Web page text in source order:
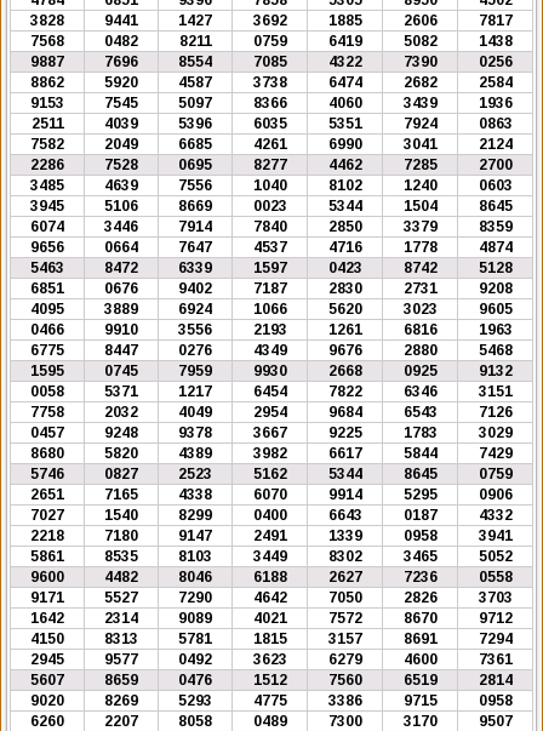
3828
9441 1427 3692 1885 2606
7817
7568
0482 8211 0759 6419 5082
1438
9887
7696 8554 7085 4322 7390
0256
8862
5920 4587 3738 6474 2682
2584
9153
7545 5097 8366 4060 3439
1936
2511
4039 5396 6035 5351 7924
0863
7582
2049 6685 4261 6990 3041
2124
2286
7528 0695 8277 4462 7285
2700
3485
4639 7556 1040 8102 1240
0603
3945
5106 8669 0023 5344 1504
8645
6074
3446 7914 7840 2850 3379
8359
9656
0664 7647 4537 4716 1778
4874
5463
8472 6339 1597 0423 8742
5128
6851
0676 9402 7187 2830 2731
9208
4095
3889 6924 1066 5620 3023
9605
0466
9910 3556 2193 1261 6816
1963
6775
8447 0276 4349 9676 2880
5468
1595
0745 7959 9930 2668 0925
9132
0058
5371 1217 6454 7822 6346
3151
7758
2032 4049 2954 9684 6543
7126
0457
9248 9378 3667 9225 1783
3029
8680
5820 4389 3982 6617 5844
7429
5746
0827 2523 5162 5344 8645
0759
2651
7165 4338 6070 9914 5295
0906
7027
1540 8299 0400 6643 0187
4332
2218
7180 9147 2491 1339 0958
3941
5861
8535 8103 3449 8302 3465
5052
9600
4482 8046 6188 2627 7236
0558
9171
5527 7290 4642 7050 2826
3703
1642
2314 9089 4021 7572 8670
9712
4150
8313 5781 1815 3157 8691
7294
2945
9577 0492 3623 6279 4600
7361
5607
8659 0476 1512 7560 6519
2814
9020
8269 5293 4775 3386 9715
0958
6260
2207 8058 0489 7300 3170
9507